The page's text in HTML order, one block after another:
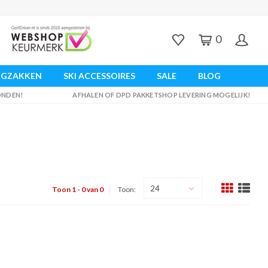
0
SKI ACCESSOIRES SALE BLOG
AFHALEN OF DPD PAKKETSHOP LEVERING MOGELIJK!
Toon 1 - 0 van 0 Toon: 24